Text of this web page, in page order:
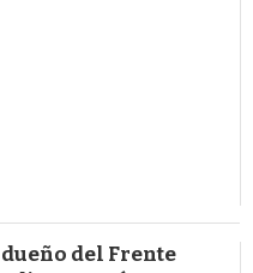
del Frente